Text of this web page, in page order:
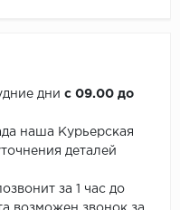
дни с 09.00 до
наша Курьерская
деталей
за 1 час до